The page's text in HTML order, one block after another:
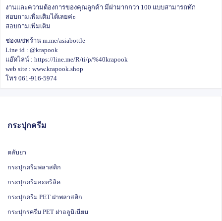
งานและความต้องการของคุณลูกค้า มีฝามากกว่า 100 แบบสามารถทัก
สอบถามเพิ่มเติมได้เลยค่ะ
สอบถามเพิ่มเติม
ช่องแชทร้าน m.me/asiabottle
Line id : @krapook
แอ๊ดไลน์ : https://line.me/R/ti/p/%40krapook
web site : www.krapook.shop
โทร 061-916-5974
กระปุกครีม
ตลับยา
กระปุกครีมพลาสติก
กระปุกครีมอะคริลิค
กระปุกครีม PET ฝาพลาสติก
กระปุกรครีม PET ฝาอลูมิเนียม